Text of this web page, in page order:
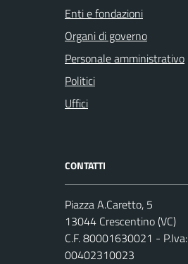
Enti e fondazioni
Organi di governo
Personale amministrativo
Politici
Uffici
CONTATTI
Piazza A.Caretto, 5
13044 Crescentino (VC)
C.F. 80001630021 - P.Iva:
00402310023